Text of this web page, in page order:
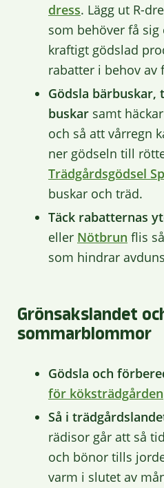
dress. Lägg ut R-
som behöver få sig
kraftigt gödslad
rabatter i behov av
Gödsla bärbuskar,
buskar samt
och så att vårregn
ner gödseln till
Trädgårdsgödsel
buskar och träd.
Täck rabatternas
eller Nötbrun flis
som hindrar
Grönsakslandet
sommarblommor
Gödsla och
för köksträdgården
Så i
rädisor går att så
och bönor tills
varm i slutet av